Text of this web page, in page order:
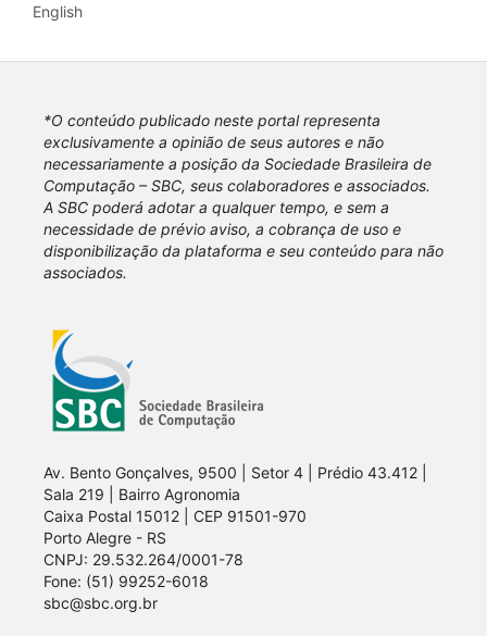
English
*O conteúdo publicado neste portal representa
exclusivamente a opinião de seus autores e não
necessariamente a posição da Sociedade Brasileira de
Computação – SBC, seus colaboradores e associados.
A SBC poderá adotar a qualquer tempo, e sem a
necessidade de prévio aviso, a cobrança de uso e
disponibilização da plataforma e seu conteúdo para não
associados.
Av. Bento Gonçalves, 9500 | Setor 4 | Prédio 43.412 |
Sala 219 | Bairro Agronomia
Caixa Postal 15012 | CEP 91501-970
Porto Alegre - RS
CNPJ: 29.532.264/0001-78
Fone: (51) 99252-6018
sbc@sbc.org.br